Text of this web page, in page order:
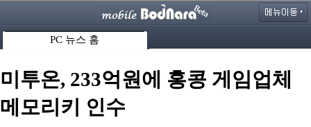
PC 뉴스 홈
미투온, 233억원에 홍콩 게임업체
메모리키 인수